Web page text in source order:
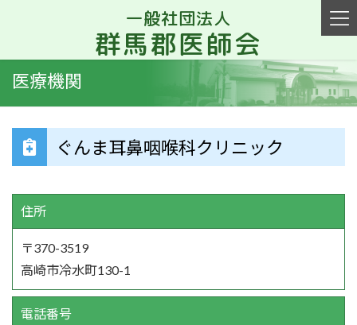
一般社団法人
群馬郡医師会
医療機関
ぐんま耳鼻咽喉科クリニック
住所
〒370-3519
高崎市冷水町130-1
電話番号